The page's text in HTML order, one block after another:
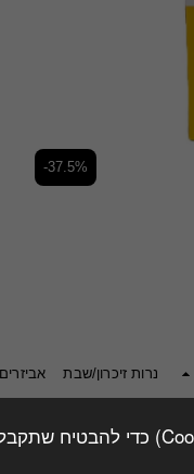
-37.5%
נרות זיכרון/שבת
תנאי שימוש